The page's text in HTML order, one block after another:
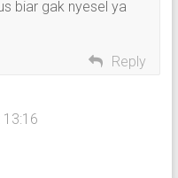
biar gak nyesel ya
Reply